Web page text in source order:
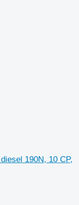
190N, 10 CP,